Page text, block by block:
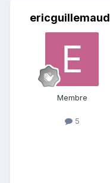
ericguillemaud
Membre
5